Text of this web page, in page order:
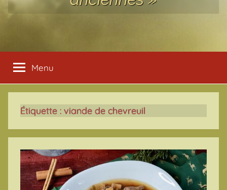
Menu
Étiquette : viande de chevreuil